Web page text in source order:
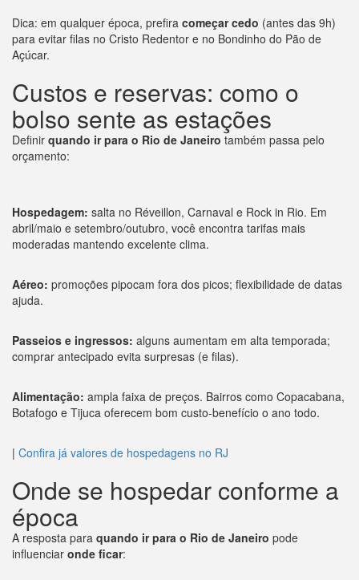
Dica: em qualquer época, prefira começar cedo (antes das 9h)
para evitar filas no Cristo Redentor e no Bondinho do Pão de
Açúcar.
Custos e reservas: como o
bolso sente as estações
Definir quando ir para o Rio de Janeiro também passa pelo
orçamento:
Hospedagem: salta no Réveillon, Carnaval e Rock in Rio. Em
abril/maio e setembro/outubro, você encontra tarifas mais
moderadas mantendo excelente clima.
Aéreo: promoções pipocam fora dos picos; flexibilidade de datas
ajuda.
Passeios e ingressos: alguns aumentam em alta temporada;
comprar antecipado evita surpresas (e filas).
Alimentação: ampla faixa de preços. Bairros como Copacabana,
Botafogo e Tijuca oferecem bom custo-benefício o ano todo.
| Confira já valores de hospedagens no RJ
Onde se hospedar conforme a
época
A resposta para quando ir para o Rio de Janeiro pode
influenciar onde ficar: